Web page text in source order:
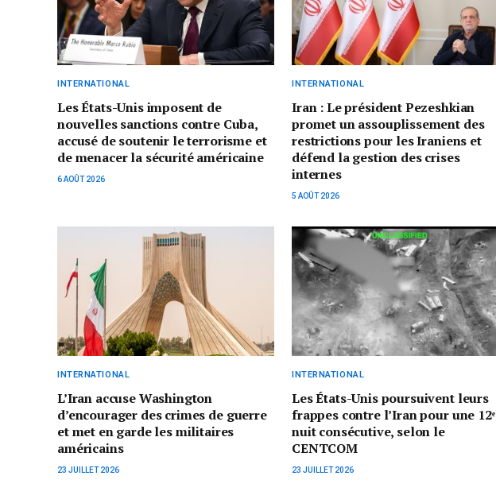
INTERNATIONAL
Les États-Unis imposent de
nouvelles sanctions contre Cuba,
accusé de soutenir le terrorisme et
de menacer la sécurité américaine
6 AOÛT 2026
INTERNATIONAL
Iran : Le président Pezeshkian
promet un assouplissement des
restrictions pour les Iraniens et
défend la gestion des crises
internes
5 AOÛT 2026
INTERNATIONAL
L’Iran accuse Washington
d’encourager des crimes de guerre
et met en garde les militaires
américains
23 JUILLET 2026
INTERNATIONAL
Les États-Unis poursuivent leurs
frappes contre l’Iran pour une 12ᵉ
nuit consécutive, selon le
CENTCOM
23 JUILLET 2026